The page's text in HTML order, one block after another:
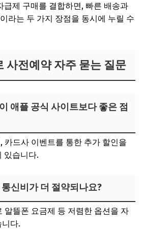
급제 구매를 결합하면, 빠른 배송과
라는 두 가지 장점을 동시에 누릴 수
사전예약 자주 묻는 질문
애플 공식 사이트보다 좋은 점
카드사 이벤트를 통한 추가 할인을
있습니다.
신비가 더 절약되나요?
알뜰폰 요금제 등 저렴한 옵션을 자
다.